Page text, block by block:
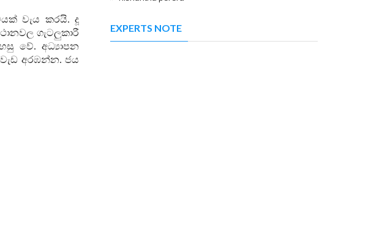
වැය කරයි. දූ
ගැටලුකාරී
වේ. අධ්‍යාපන
අරඹන්න. ජය
EXPERTS NOTE